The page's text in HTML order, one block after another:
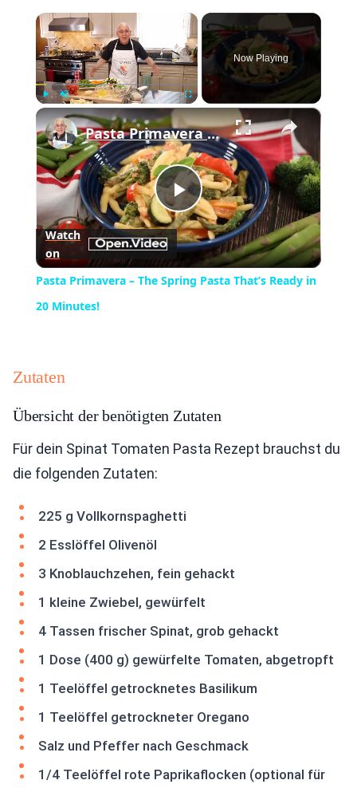
×
Fullscreen
Now Playing
×
Play
Video
Pasta Primavera – The Spring Pasta That’s Ready in 20 Minutes!
Watch
on
Pasta Primavera – The Spring Pasta That’s Ready in
20 Minutes!
Zutaten
Übersicht der benötigten Zutaten
Für dein Spinat Tomaten Pasta Rezept brauchst du
die folgenden Zutaten:
225 g Vollkornspaghetti
2 Esslöffel Olivenöl
3 Knoblauchzehen, fein gehackt
1 kleine Zwiebel, gewürfelt
4 Tassen frischer Spinat, grob gehackt
1 Dose (400 g) gewürfelte Tomaten, abgetropft
1 Teelöffel getrocknetes Basilikum
1 Teelöffel getrockneter Oregano
Salz und Pfeffer nach Geschmack
1/4 Teelöffel rote Paprikaflocken (optional für